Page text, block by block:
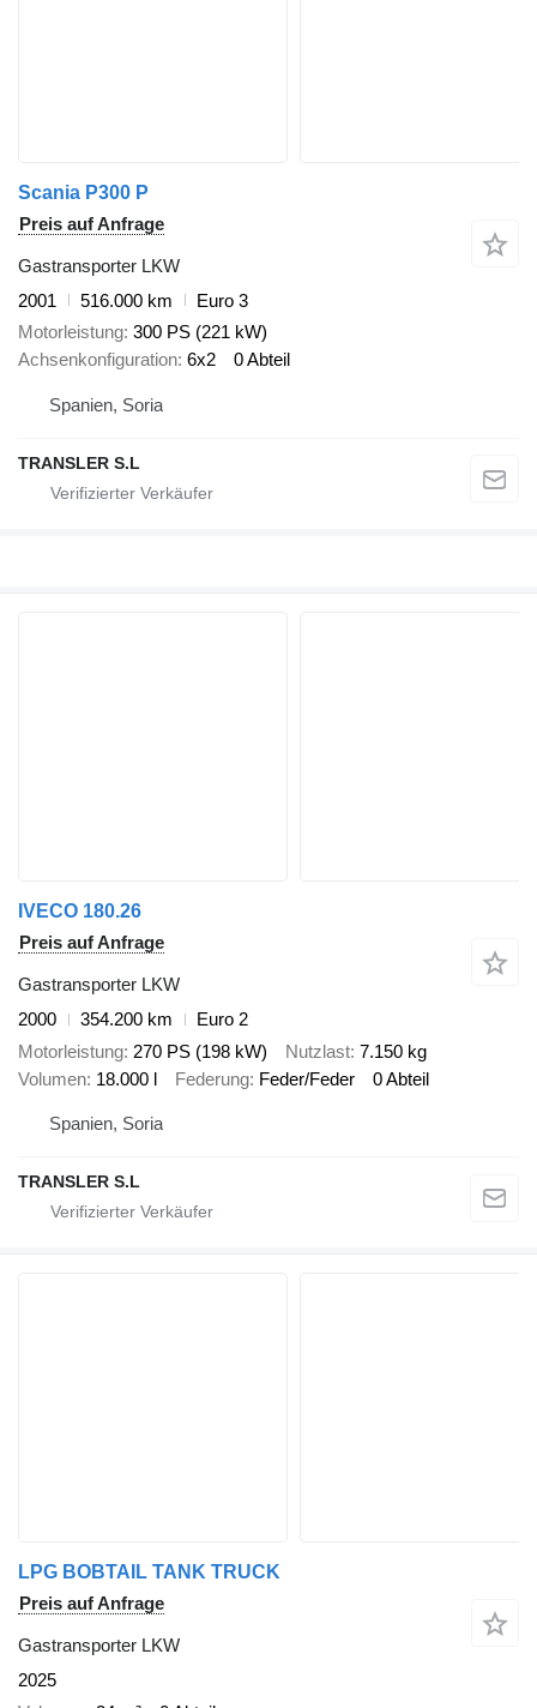
Scania P300 P
Preis auf Anfrage
Gastransporter LKW
2001
516.000 km
Euro 3
Motorleistung 300 PS (221 kW)
Achsenkonfiguration 6x2 0 Abteil
Spanien, Soria
TRANSLER S.L
IVECO 180.26
Preis auf Anfrage
Gastransporter LKW
2000
354.200 km
Euro 2
Motorleistung 270 PS (198 kW) Nutzlast 7.150 kg
Volumen 18.000 l Federung Feder/Feder 0 Abteil
Spanien, Soria
TRANSLER S.L
LPG BOBTAIL TANK TRUCK
Preis auf Anfrage
Gastransporter LKW
2025